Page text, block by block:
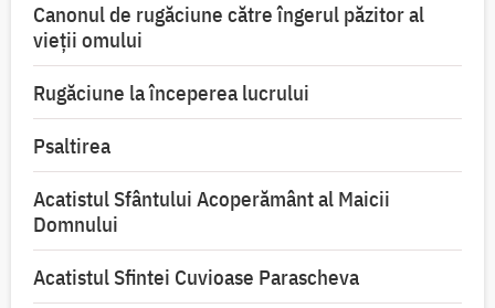
Canonul de rugăciune către îngerul păzitor al
vieții omului
Rugăciune la începerea lucrului
Psaltirea
Acatistul Sfântului Acoperământ al Maicii
Domnului
Acatistul Sfintei Cuvioase Parascheva